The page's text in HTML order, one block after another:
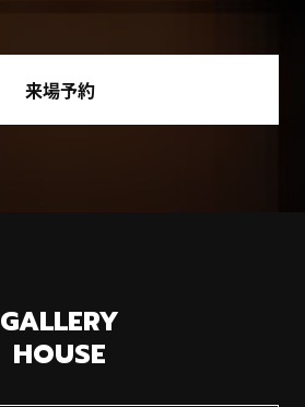
来場予約
GALLERY
HOUSE